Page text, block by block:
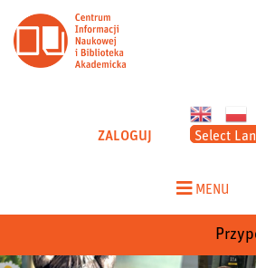
CINIBA - Strona
ZALOGUJ
MENU